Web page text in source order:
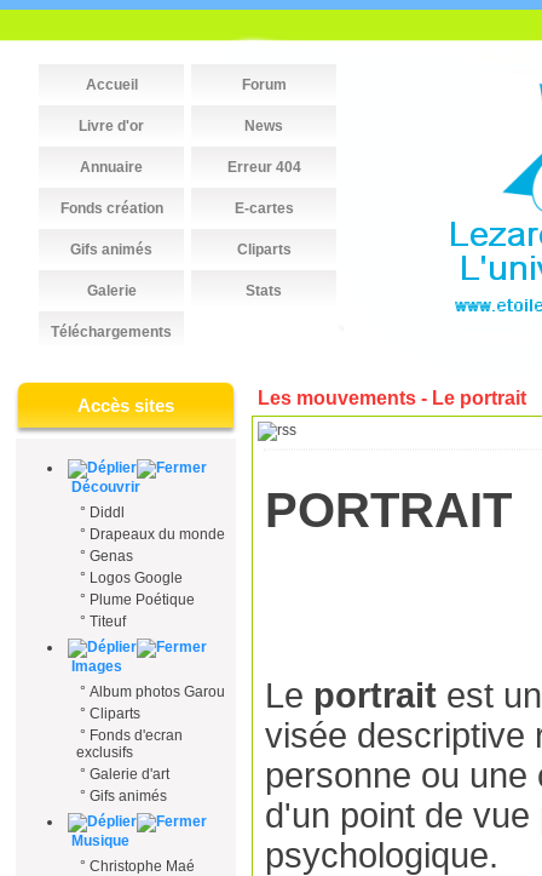
Accueil Forum
Livre d'or News
Annuaire Erreur 404
Fonds création E-cartes
Gifs animés Cliparts
Galerie Stats
Téléchargements
Accès sites
Découvrir
° Diddl
° Drapeaux du monde
° Genas
° Logos Google
° Plume Poétique
° Titeuf
Images
° Album photos Garou
° Cliparts
° Fonds d'ecran
exclusifs
° Galerie d'art
° Gifs animés
Musique
° Christophe Maé
Les mouvements - Le portrait
PORTRAIT
Le portrait est
visée descriptive
personne ou une
d'un point de
psychologique.